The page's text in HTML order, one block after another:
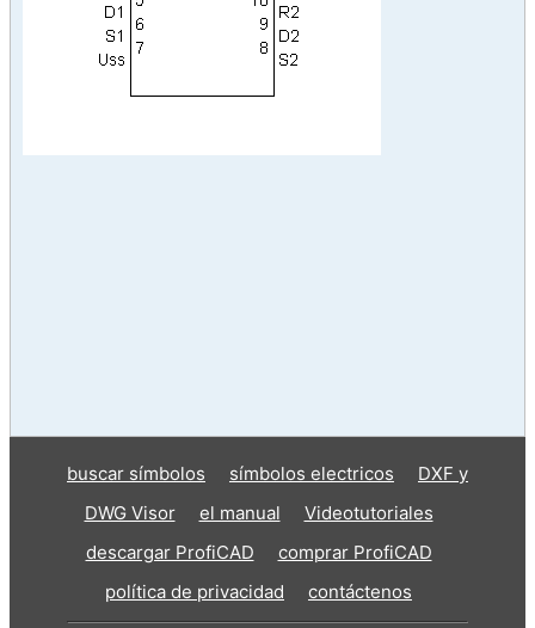
buscar símbolos símbolos electricos
DXF y
DWG Visor
el manual
Videotutoriales
descargar ProfiCAD
comprar ProfiCAD
política de privacidad
contáctenos